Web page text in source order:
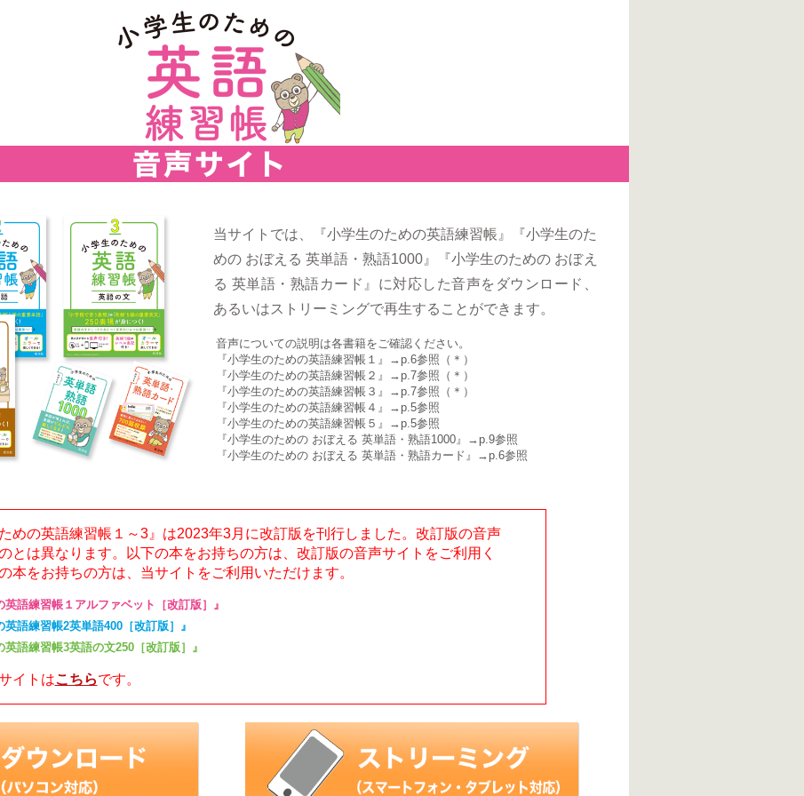
当サイトでは、『小学生のための英語練習帳』『小学生のた
めの おぼえる 英単語・熟語1000』『小学生のための おぼえ
る 英単語・熟語カード』に対応した音声をダウンロード、
あるいはストリーミングで再生することができます。
音声についての説明は各書籍をご確認ください。
『小学生のための英語練習帳１』→p.6参照（＊）
『小学生のための英語練習帳２』→p.7参照（＊）
『小学生のための英語練習帳３』→p.7参照（＊）
『小学生のための英語練習帳４』→p.5参照
『小学生のための英語練習帳５』→p.5参照
『小学生のための おぼえる 英単語・熟語1000』→p.9参照
『小学生のための おぼえる 英単語・熟語カード』→p.6参照
めの英語練習帳１～3』は2023年3月に改訂版を刊行しました。改訂版の音声
とは異なります。以下の本をお持ちの方は、改訂版の音声サイトをご利用く
本をお持ちの方は、当サイトをご利用いただけます。
英語練習帳１アルファベット［改訂版］』
英語練習帳2英単語400［改訂版］』
英語練習帳3英語の文250［改訂版］』
イトはこちらです。